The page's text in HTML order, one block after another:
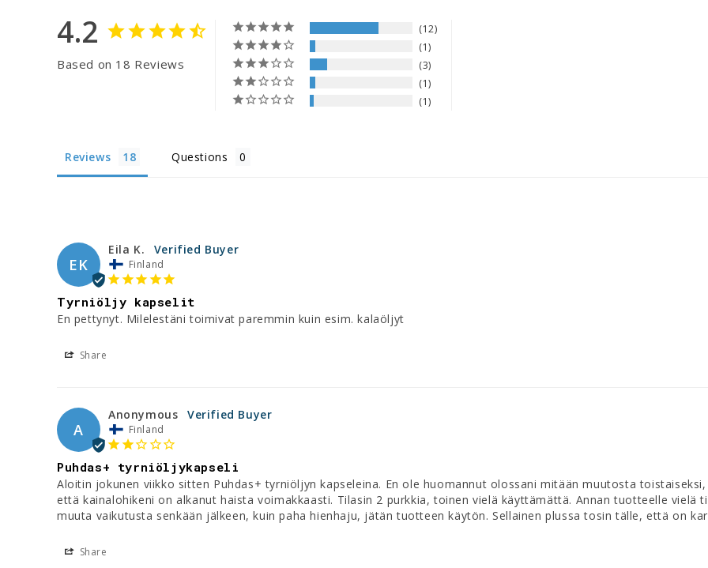
4.2
Based on 18 Reviews
12
1
3
1
1
Reviews Questions
EK
Eila K.
Finland
Tyrniöljy kapselit
En pettynyt. Milelestäni toimivat paremmin kuin esim. kalaöljyt
Share
A
Anonymous
Finland
Puhdas+ tyrniöljykapseli
Aloitin jokunen viikko sitten Puhdas+ tyrniöljyn kapseleina. En ole huomannut olossani mitään muutosta
että kainalohikeni on alkanut haista voimakkaasti. Tilasin 2 purkkia, toinen vielä käyttämättä. Annan tuotteelle vielä
muuta vaikutusta senkään jälkeen, kuin paha hienhaju, jätän tuotteen käytön. Sellainen plussa tosin tälle, että on
Share